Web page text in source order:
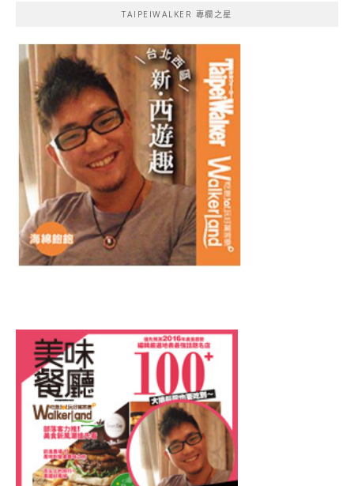
TAIPEIWALKER 專欄之星